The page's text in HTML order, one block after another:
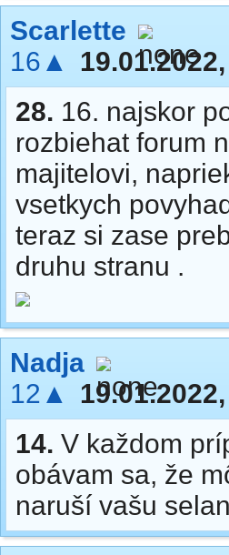
Scarlette
16▲
28. 16. najskor
rozbiehat forum
majitelovi,
vsetkych
teraz si zase
druhu stranu .
Nadja
12▲
14. V každom
obávam sa, že
naruší vašu